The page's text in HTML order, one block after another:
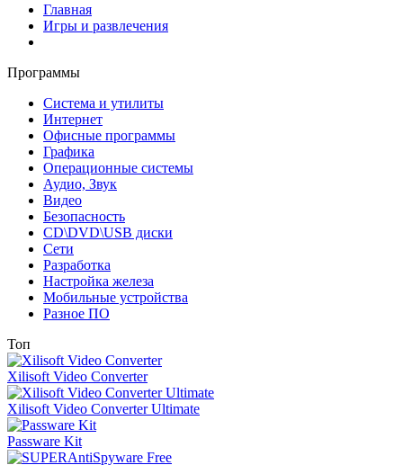
Главная
Игры и развлечения
Программы
Система и утилиты
Интернет
Офисные программы
Графика
Операционные системы
Аудио, Звук
Видео
Безопасность
CD\DVD\USB диски
Сети
Разработка
Настройка железа
Мобильные устройства
Разное ПО
Топ
Xilisoft Video Converter
Xilisoft Video Converter Ultimate
Passware Kit